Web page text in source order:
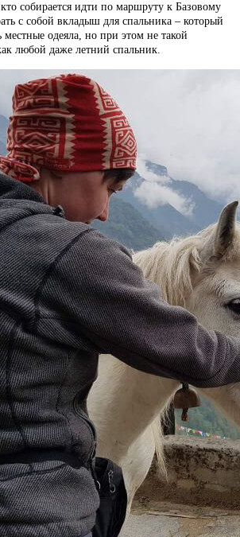
собирается идти по маршруту к Базовому
с собой вкладыш для спальника – который
местные одеяла, но при этом не такой
любой даже летний спальник.